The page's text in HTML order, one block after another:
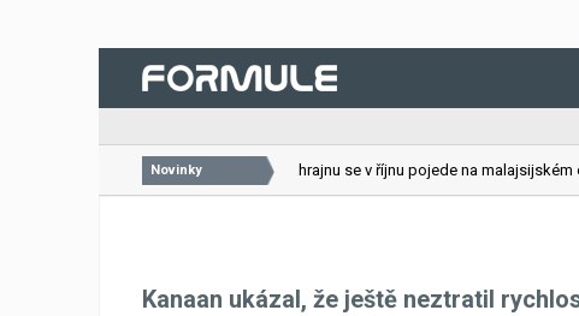
Novinky
26.07.2026 VC Bahrajnu se v říjnu pojede na malajsijském
Kanaan ukázal, že ještě neztratil